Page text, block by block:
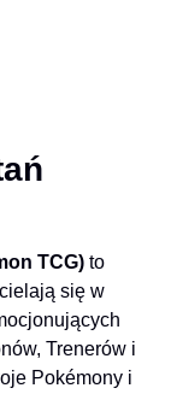
TCG)to
się w
Trenerów i
Pokémony i